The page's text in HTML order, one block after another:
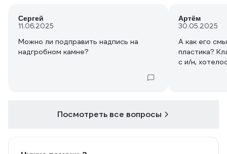
Сергей
11.06.2025
Можно ли подправить надпись на
надгробном камне?
Артём
30.05.2025
А как его
пластика?
с и/н,
Посмотреть все вопросы